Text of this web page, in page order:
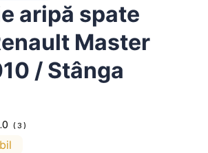
aripă spate
Master
/ Stânga
(3 )